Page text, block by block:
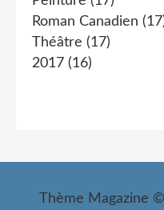
Roman Canadien
Théâtre (17)
2017 (16)
Thème Magazine